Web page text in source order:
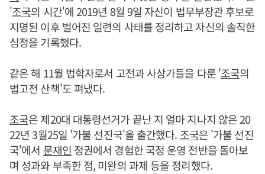
'조국의 시간'에 2019년 8월 9일 자신이 법무부장관 후보로
지명된 이후 벌어진 일련의 사태를 정리하고 자신의 솔직한
심정을 기록했다.
같은 해 11월 법학자로서 고전과 사상가들을 다룬 '조국의
법고전 산책'도 펴냈다.
조국은 제20대 대통령선거가 끝난 지 얼마 지나지 않은 20
22년 3월25일 '가불 선진국'을 출간했다. 조국은 '가불 선진
국'에서 문재인 정권에서 경험한 국정 운영 전반을 돌아보
며 성과와 부족한 점, 미완의 과제 등을 정리했다.